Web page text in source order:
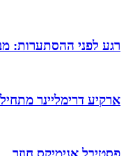
רגע לפני ההסתערות:
ארקיע דרימליינר